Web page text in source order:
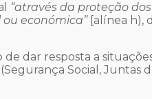
“através da proteção
económica”[alínea h),
dar resposta a
Social, Juntas